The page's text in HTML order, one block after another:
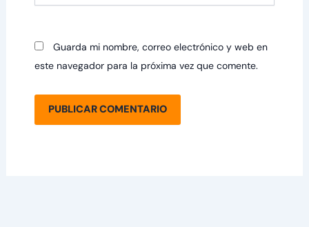
Guarda mi nombre, correo electrónico y web en
este navegador para la próxima vez que comente.